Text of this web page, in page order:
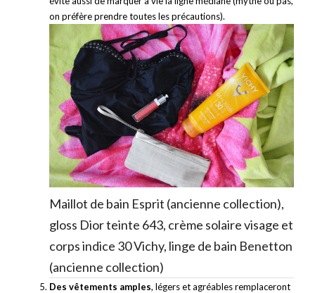
on préfère prendre toutes les précautions).
Maillot de bain Esprit (ancienne collection),
gloss Dior teinte 643, crème solaire visage et
corps indice 30Vichy, linge de bain Benetton
(ancienne collection)
Des vêtements amples, légers et agréables remplaceront